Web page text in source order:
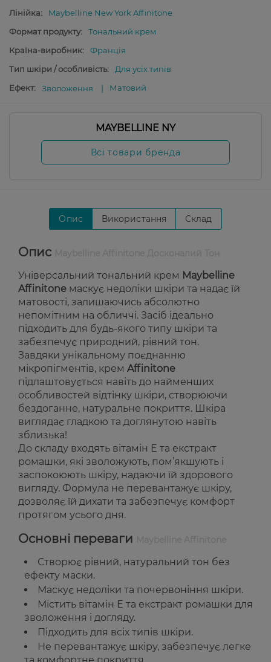
Лінійка:
Maybelline New York Affinitone
Формат продукту:
Тональний крем
Країна-виробник:
Франція
Тип шкіри / особливість:
Для усіх типів
Ефект:
Зволоження Матовий
MAYBELLINE NY
Всі товари бренда
Опис Використання Склад
Опис
Універсальний тональний крем Maybelline
Affinitone маскує недоліки шкіри та надає їй
матовості, залишаючись абсолютно
непомітним на обличчі. Засіб ідеально
підходить для будь-якого типу шкіри та
забезпечує природний, рівний тон.
Завдяки унікальному поєднанню
мікропігментів, крем Affinitone
підлаштовується навіть до найменших
особливостей відтінку шкіри, створюючи
бездоганне, натуральне покриття. Шкіра
виглядає гладкою та доглянутою навіть
зблизька!
До складу входять вітамін Е та екстракт
ромашки, які зволожують, пом’якшують і
заспокоюють шкіру, надаючи їй здорового
вигляду. Формула не перевантажує шкіру,
дозволяє їй дихати та забезпечує комфорт
протягом усього дня.
Основні переваги
Створює рівний, натуральний тон без
ефекту маски.
Маскує недоліки та почервоніння шкіри.
Містить вітамін Е та екстракт ромашки для
зволоження і догляду.
Підходить для всіх типів шкіри.
Не перевантажує шкіру, забезпечує легке